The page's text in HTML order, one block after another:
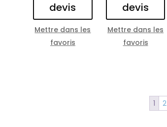
devis
Mettre dans les
favoris
devis
Mettre dans les
favoris
1 2